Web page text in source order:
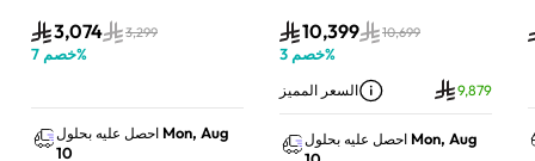
عدسة باور زوم 16–50mm
| أسود
3,074 3,299
خصم 7 %
احصل عليه بحلول Mon, Aug
10
الكاميرا فقط | أسود
10,399 10,699
خصم 3 %
السعر المميز 9,879
احصل عليه بحلول Mon, Aug